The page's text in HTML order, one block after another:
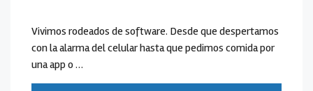
Vivimos rodeados de software. Desde que despertamos
con la alarma del celular hasta que pedimos comida por
una app o …